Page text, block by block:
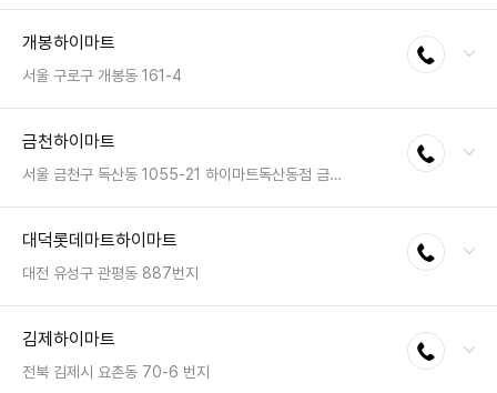
팩스 : 050-2222-1811
영업시간 : 금일 10:30~20:30
개봉하이마트
서울 구로구 개봉동 161-4
전화연결
팩스 : 050-2222-0382
영업시간 : 금일 10:30~20:30
금천하이마트
서울 금천구 독산동 1055-21 하이마트독산동점 금천하이마트
전화연결
팩스 : 050-2222-0383
영업시간 : 금일 10:30~20:30
대덕롯데마트하이마트
대전 유성구 관평동 887번지
전화연결
팩스 : 050-2333-1215
영업시간 : 금일 10:00~22:00
김제하이마트
전북 김제시 요촌동 70-6 번지
전화연결